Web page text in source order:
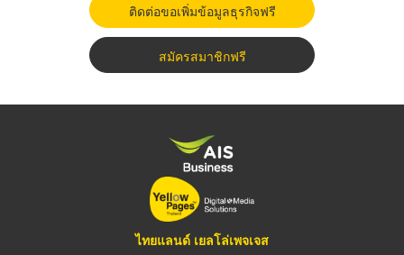
ติดต่อขอเพิ่มข้อมูลธุรกิจฟรี
สมัครสมาชิกฟรี
ไทยแลนด์ เยลโล่เพจเจส